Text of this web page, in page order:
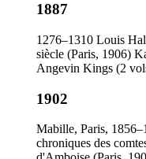
1887
1276–1310 Louis
siècle (Paris, 1906)
Angevin Kings (2
1902
Mabille, Paris,
chroniques des